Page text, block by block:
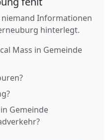
niemand Informationen
hinterlegt.
Mass in Gemeinde
Gemeinde